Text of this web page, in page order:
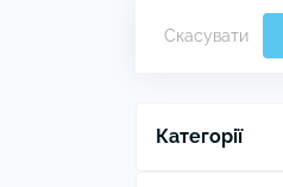
Скасувати
Категорії